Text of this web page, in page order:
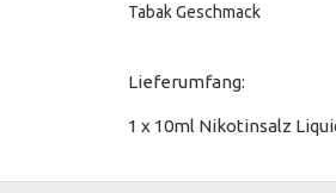
Tabak Geschmack
Lieferumfang:
1 x 10ml Nikotinsalz